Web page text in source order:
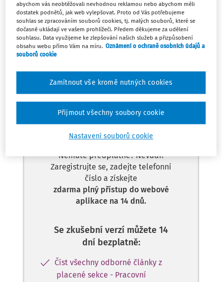
Odpověď
Tento dokument je jen pro
předplatitele.
Nemáte předplatné? Nevadí!
Zaregistrujte se, zadejte telefonní
číslo a získejte
zdarma plný přístup do webové
aplikace na 14 dnů.
Se zkušební verzí můžete 14
dní bezplatně:
Číst všechny odborné články z
placené sekce - Pracovní
abychom vás neobtěžovali nevhodnou reklamou nebo abychom měli
dostatek podnětů, jak web vylepšovat. Proto od Vás potřebujeme
souhlas se zpracováním souborů cookies, tj. malých souborů, které se
dočasně ukládají ve vašem prohlížeči. Předem děkujeme za udělení
souhlasu. Data využijeme ke zlepšování našich služeb a přizpůsobení
obsahu webu přímo Vám na míru. Oznámení o ochraně osobních údajů a
souborů cookie
Nastavení souborů cookie
Zamítnout vše kromě nutných cookies
Přijmout všechny soubory cookie